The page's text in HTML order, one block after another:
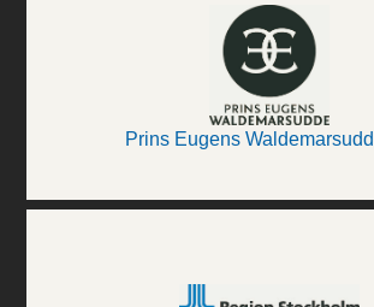
Prins Eugens